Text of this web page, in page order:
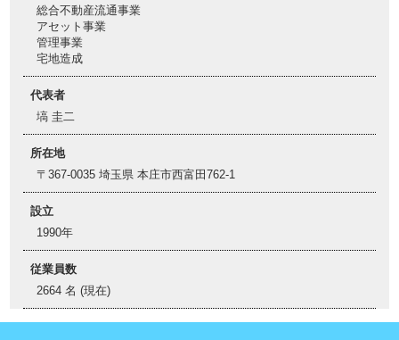
総合不動産流通事業
アセット事業
管理事業
宅地造成
代表者
塙 圭二
所在地
〒367-0035 埼玉県 本庄市西富田762-1
設立
1990年
従業員数
2664 名 (現在)